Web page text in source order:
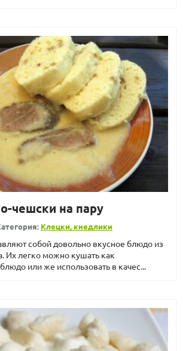
чешски на пару
Клецки, кнедлики
собой довольно вкусное блюдо из
Их легко можно кушать как
или же использовать в качес...